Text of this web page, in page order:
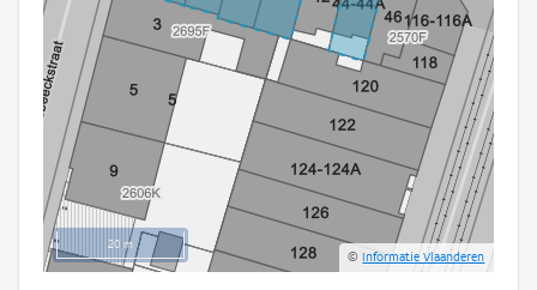
20 m
©Informatie Vlaanderen